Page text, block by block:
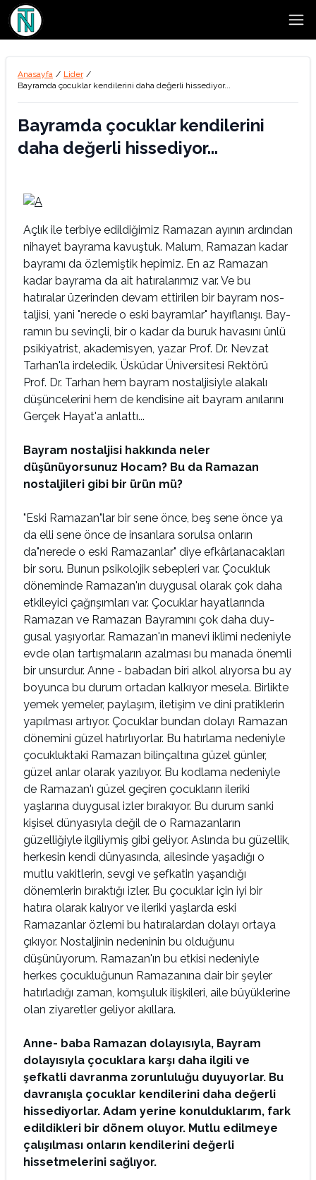
Anasayfa / Lider /
Bayramda çocuklar kendilerini daha değerli hissediyor...
Bayramda çocuklar kendilerini
daha değerli hissediyor...
Açlık ile terbiye edildiğimiz Ramazan ayının ar­dından
nihayet bayrama kavuştuk. Malum, Ra­mazan kadar
bayramı da özlemiştik hepimiz. En az Ramazan
kadar bayrama da ait hatıralarımız var. Ve bu
hatıralar üzerinden devam ettirilen bir bayram nos­
taljisi, yani "nerede o eski bayramlar" hayıflanışı. Bay­
ramın bu sevinçli, bir o kadar da buruk havasını ünlü
psikiyatrist, akademisyen, yazar Prof. Dr. Nevzat
Tarhan'la irdeledik. Üsküdar Üniversitesi Rektörü
Prof. Dr. Tarhan hem bayram nostal­jisiyle alakalı
düşüncelerini hem de kendisine ait bayram anılarını
Gerçek Hayat'a anlattı...
Bayram nostaljisi hakkında neler
düşünüyorsunuz Hocam? Bu da Ramazan
nostaljileri gibi bir ürün mü?
"Eski Ramazan"lar bir sene önce, beş sene önce ya
da elli sene önce de insanlara sorulsa onların
da"nerede o eski Ramazanlar" diye efkârlanacakları
bir soru. Bunun psikolojik sebepleri var. Çocukluk
döneminde Ramazan'ın duygusal olarak çok daha
etkileyici çağrışımları var. Çocuklar hayatlarında
Ramazan ve Ramazan Bayramını çok daha duy­
gusal yaşıyorlar. Ramazan'ın manevi iklimi nede­niyle
evde olan tartışmaların azalması bu manada önemli
bir unsurdur. Anne - babadan biri alkol alıyorsa bu ay
boyunca bu durum ortadan kalkıyor mesela. Birlikte
yemek yemeler, paylaşım, iletişim ve dini pratiklerin
yapılması artıyor. Çocuklar bundan dolayı Ramazan
dönemini güzel hatırlı­yorlar. Bu hatırlama nedeniyle
çocukluktaki Ra­mazan bilinçaltına güzel günler,
güzel anlar olarak yazılıyor. Bu kodlama nedeniyle
de Ramazan'ı güzel geçiren çocukların ileriki
yaşlarına duygusal izler bırakıyor. Bu durum sanki
kişisel dünya­sıyla değil de o Ramazanların
güzelliğiyle ilgiliy­miş gibi geliyor. Aslında bu güzellik,
herkesin kendi dünyasında, ailesinde yaşadığı o
mutlu va­kitlerin, sevgi ve şefkatin yaşandığı
dönemlerin bıraktığı izler. Bu çocuklar için iyi bir
hatıra ola­rak kalıyor ve ileriki yaşlarda eski
Ramazanlar öz­lemi bu hatıralardan dolayı ortaya
çıkıyor. Nostaljinin nedeninin bu olduğunu
düşünüyo­rum. Ramazan'ın bu etkisi nedeniyle
herkes ço­cukluğunun Ramazanına dair bir şeyler
hatırladığı zaman, komşuluk ilişkileri, aile bü­yüklerine
olan ziyaretler geliyor akıllara.
Anne- baba Ramazan dolayısıyla, Bayram
dolayısıyla çocuklara karşı daha ilgili ve
şefkatli davranma zorunluluğu duyuyorlar. Bu
davranışla çocuklar kendilerini daha değerli
hissediyorlar. Adam yerine konulduklarım, fark
edildikleri bir dönem oluyor. Mutlu edilmeye
çalışılması onların kendilerini değerli
hissetmelerini sağlıyor.